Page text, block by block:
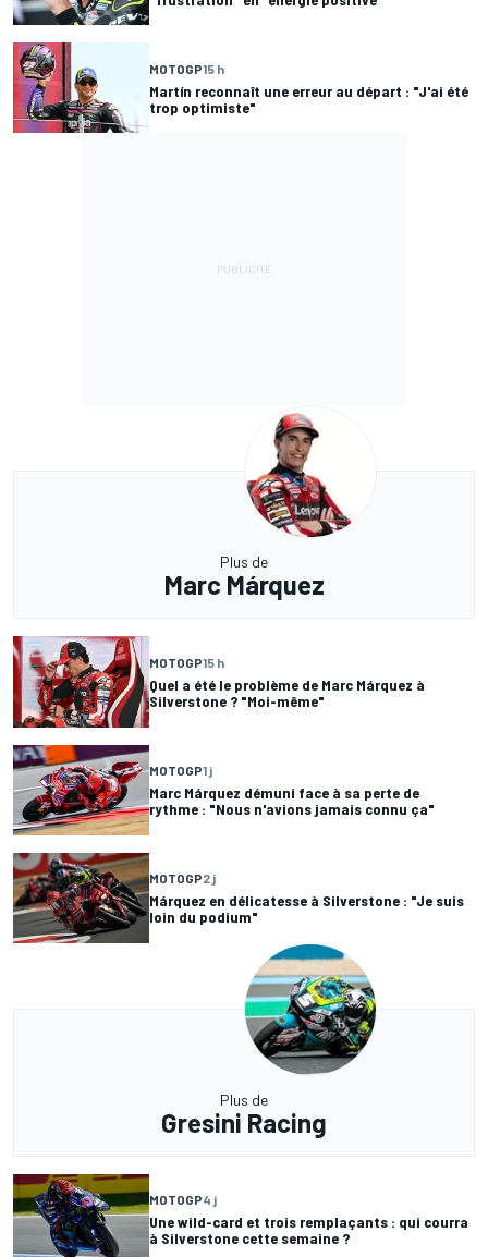
MOTOGP15 h
Martín reconnaît une erreur au départ : "J'ai été
trop optimiste"
Plus de
Marc Márquez
MOTOGP15 h
Quel a été le problème de Marc Márquez à
Silverstone ? "Moi-même"
MOTOGP1 j
Marc Márquez démuni face à sa perte de
rythme : "Nous n'avions jamais connu ça"
MOTOGP2 j
Márquez en délicatesse à Silverstone : "Je suis
loin du podium"
Plus de
Gresini Racing
MOTOGP4 j
Une wild-card et trois remplaçants : qui courra
à Silverstone cette semaine ?